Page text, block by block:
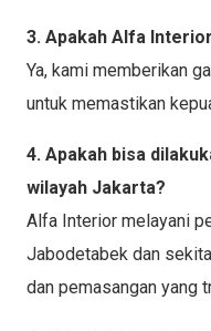
3. Apakah Alfa
Ya, kami memberikan
untuk memastikan
4. Apakah bisa
wilayah Jakarta?
Alfa Interior melayani
Jabodetabek dan
dan pemasangan yang